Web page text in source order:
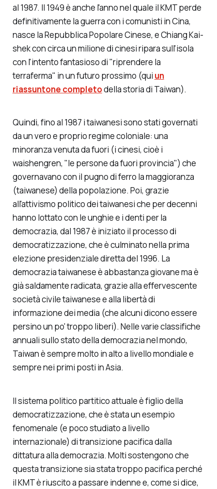
al 1987. Il 1949 è anche l'anno nel quale il KMT perde
definitivamente la guerra con i comunisti in Cina,
nasce la Repubblica Popolare Cinese, e Chiang Kai-
shek con circa un milione di cinesi ripara sull'isola
con l'intento fantasioso di "riprendere la
terraferma" in un futuro prossimo (qui un
riassuntone completodella storia di Taiwan).
Quindi, fino al 1987 i taiwanesi sono stati governati
da un vero e proprio regime coloniale: una
minoranza venuta da fuori (i cinesi, cioè i
waishengren, "le persone da fuori provincia") che
governavano con il pugno di ferro la maggioranza
(taiwanese) della popolazione. Poi, grazie
all'attivismo politico dei taiwanesi che per decenni
hanno lottato con le unghie e i denti per la
democrazia, dal 1987 è iniziato il processo di
democratizzazione, che è culminato nella prima
elezione presidenziale diretta del 1996. La
democrazia taiwanese è abbastanza giovane ma è
già saldamente radicata, grazie alla effervescente
società civile taiwanese e alla libertà di
informazione dei media (che alcuni dicono essere
persinoun po' troppo liberi). Nelle varie classifiche
annuali sullo stato della democrazia nel mondo,
Taiwan è sempre molto in alto a livello mondiale e
sempre nei primi posti in Asia.
Il sistema politico partitico attuale è figlio della
democratizzazione, che è stata un esempio
fenomenale (e poco studiato a livello
internazionale) di transizione pacifica dalla
dittatura alla democrazia. Molti sostengono che
questa transizione sia statatroppo pacifica perché
il KMT è riuscito a passare indenne e, come si dice,